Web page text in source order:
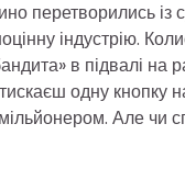
перетворились із
індустрію.
в підвалі на
одну кнопку
Але чи